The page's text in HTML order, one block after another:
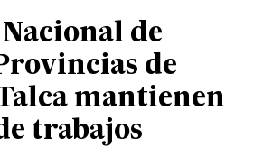
de
de
mantienen
trabajos